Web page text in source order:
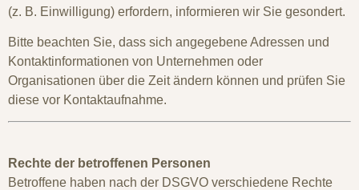
(z. B. Einwilligung) erfordern, informieren wir Sie gesondert.
Bitte beachten Sie, dass sich angegebene Adressen und
Kontaktinformationen von Unternehmen oder
Organisationen über die Zeit ändern können und prüfen Sie
diese vor Kontaktaufnahme.
Rechte der betroffenen Personen
Betroffene haben nach der DSGVO verschiedene Rechte